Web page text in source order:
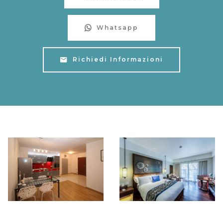
Whatsapp
Richiedi Informazioni